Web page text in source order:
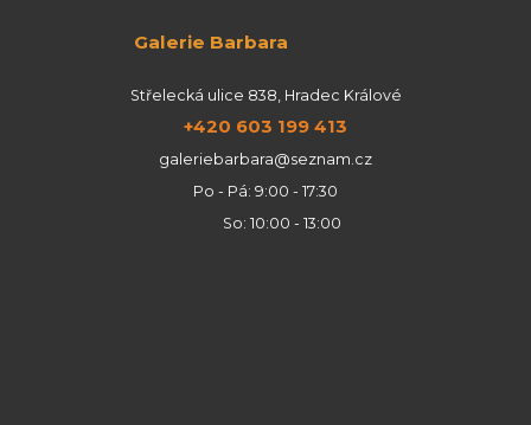
Galerie Barbara
Střelecká ulice 838, Hradec Králové
+420 603 199 413
galeriebarbara@seznam.cz
Po - Pá: 9:00 - 17:30
So: 10:00 - 13:00